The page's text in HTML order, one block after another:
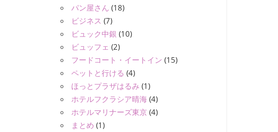
パン屋さん (18)
ビジネス (7)
ビュック中銀 (10)
ビュッフェ (2)
フードコート・イートイン (15)
ペットと行ける (4)
ほっとプラザはるみ (1)
ホテルフクラシア晴海 (4)
ホテルマリナーズ東京 (4)
まとめ (1)